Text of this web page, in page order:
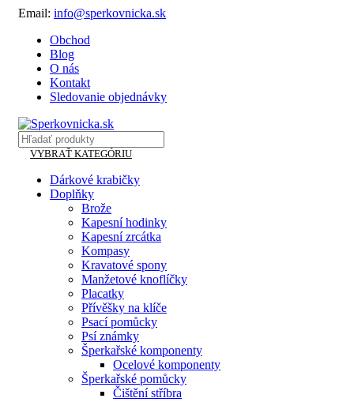
Email: info@sperkovnicka.sk
Obchod
Blog
O nás
Kontakt
Sledovanie objednávky
VYBRAŤ KATEGÓRIU
Dárkové krabičky
Doplňky
Brože
Kapesní hodinky
Kapesní zrcátka
Kompasy
Kravatové spony
Manžetové knoflíčky
Placatky
Přívěšky na klíče
Psací pomůcky
Psí známky
Šperkařské komponenty
Ocelové komponenty
Šperkařské pomůcky
Čištění stříbra